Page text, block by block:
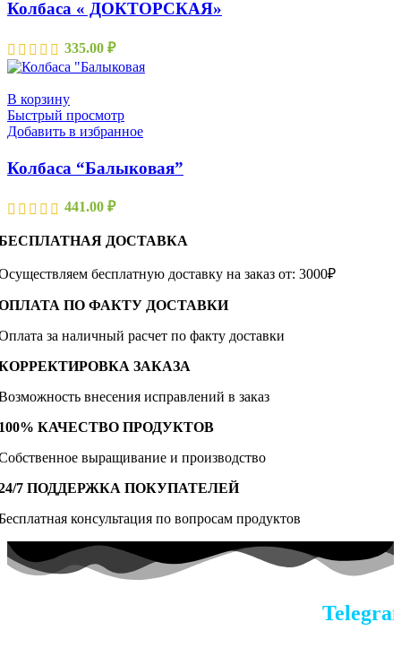
Колбаса « ДОКТОРСКАЯ»
335.00 ₽
В корзину
Быстрый просмотр
Добавить в избранное
Колбаса “Балыковая”
441.00 ₽
ДОСТАВКА
бесплатную доставку на заказ от: 3000₽
ПО ФАКТУ ДОСТАВКИ
за наличный расчет по факту доставки
ЗАКАЗА
внесения исправлений в заказ
КАЧЕСТВО ПРОДУКТОВ
выращивание и производство
7 ПОДДЕРЖКА ПОКУПАТЕЛЕЙ
консультация по вопросам продуктов
Telegram